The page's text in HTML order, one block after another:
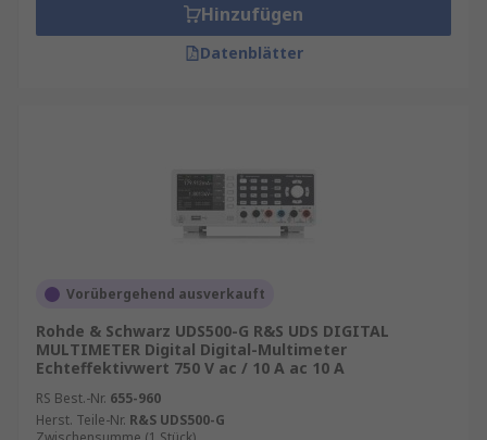
Hinzufügen
Datenblätter
Vorübergehend ausverkauft
Rohde & Schwarz UDS500-G R&S UDS DIGITAL
MULTIMETER Digital Digital-Multimeter
Echteffektivwert 750 V ac / 10 A ac 10 A
RS Best.-Nr. 655-960
Herst. Teile-Nr. R&S UDS500-G